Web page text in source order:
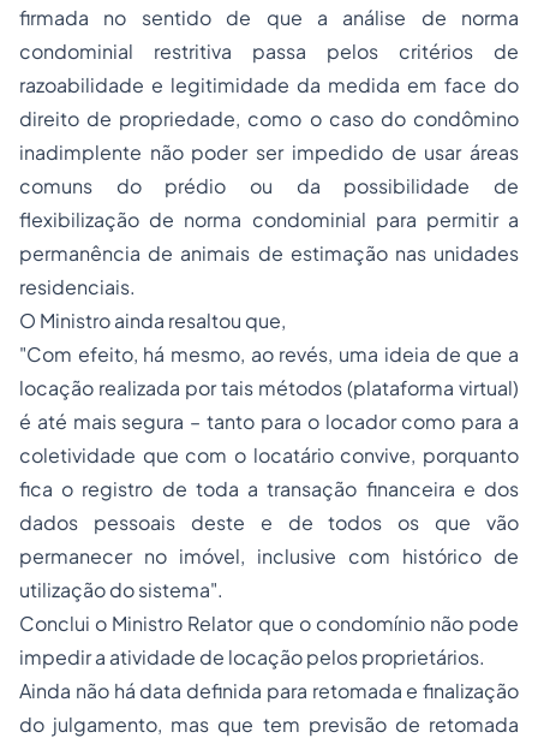
firmada no sentido de que a análise de norma
condominial restritiva passa pelos critérios de
razoabilidade e legitimidade da medida em face do
direito de propriedade, como o caso do condômino
inadimplente não poder ser impedido de usar áreas
comuns do prédio ou da possibilidade de
flexibilização de norma condominial para permitir a
permanência de animais de estimação nas unidades
residenciais.
O Ministro ainda resaltou que,
"Com efeito, há mesmo, ao revés, uma ideia de que a
locação realizada por tais métodos (plataforma virtual)
é até mais segura – tanto para o locador como para a
coletividade que com o locatário convive, porquanto
fica o registro de toda a transação financeira e dos
dados pessoais deste e de todos os que vão
permanecer no imóvel, inclusive com histórico de
utilização do sistema".
Conclui o Ministro Relator que o condomínio não pode
impedir a atividade de locação pelos proprietários.
Ainda não há data definida para retomada e finalização
do julgamento, mas que tem previsão de retomada